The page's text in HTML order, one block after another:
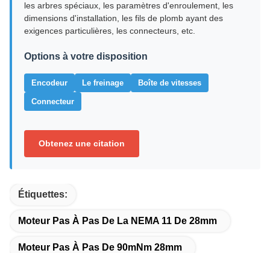
les arbres spéciaux, les paramètres d'enroulement, les
dimensions d'installation, les fils de plomb ayant des
exigences particulières, les connecteurs, etc.
Options à votre disposition
Encodeur Le freinage Boîte de vitesses
Connecteur
Obtenez une citation
Étiquettes:
Moteur Pas À Pas De La NEMA 11 De 28mm
Moteur Pas À Pas De 90mNm 28mm